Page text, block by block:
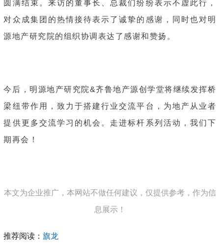
圆满结束。来访的董事长、总裁们纷纷表示不虚此行，
对众成集团的热情接待表示了诚挚的感谢，同时也对明
源地产研究院的组织协调表达了感谢和赞扬。
今后，明源地产研究院&齐鲁地产源创学堂将继续发挥桥
梁纽带作用，致力于搭建行业交流平台，为地产从业者
提供更多交流学习的机会。走进标杆系列活动，我们下
期再会！
本文为企业推广，本网站不做任何建议，仅提供参考，作为信
息展示！
推荐阅读：旗龙